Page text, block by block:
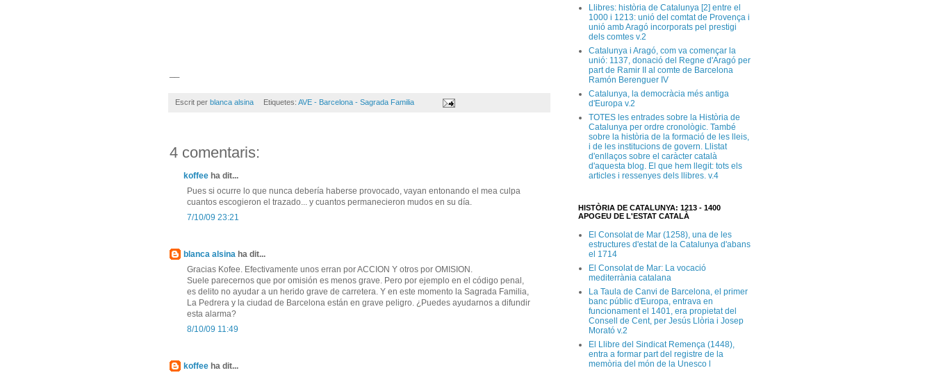
Escrit per blanca alsina Etiquetes: AVE - Barcelona - Sagrada Familia
4 comentaris:
koffee ha dit...
Pues si ocurre lo que nunca debería haberse provocado, vayan entonando el mea culpa
cuantos escogieron el trazado... y cuantos permanecieron mudos en su día.
7/10/09 23:21
blanca alsina ha dit...
Gracias Kofee. Efectivamente unos erran por ACCION Y otros por OMISION.
Suele parecernos que por omisión es menos grave. Pero por ejemplo en el código penal,
es delito no ayudar a un herido grave de carretera. Y en este momento la Sagrada Familia,
La Pedrera y la ciudad de Barcelona están en grave peligro. ¿Puedes ayudarnos a difundir
esta alarma?
8/10/09 11:49
koffee ha dit...
Llibres: història de Catalunya [2] entre el
1000 i 1213: unió del comtat de Provença i
unió amb Aragó incorporats pel prestigi
dels comtes v.2
Catalunya i Aragó, com va començar la
unió: 1137, donació del Regne d'Aragó per
part de Ramir II al comte de Barcelona
Ramón Berenguer IV
Catalunya, la democràcia més antiga
d'Europa v.2
TOTES les entrades sobre la Història de
Catalunya per ordre cronològic. També
sobre la història de la formació de les lleis,
i de les institucions de govern. Llistat
d'enllaços sobre el caràcter català
d'aquesta blog. El que hem llegit: tots els
articles i ressenyes dels llibres. v.4
HISTÒRIA DE CATALUNYA: 1213 - 1400
APOGEU DE L'ESTAT CATALÀ
El Consolat de Mar (1258), una de les
estructures d'estat de la Catalunya d'abans
el 1714
El Consolat de Mar: La vocació
mediterrània catalana
La Taula de Canvi de Barcelona, el primer
banc públic d'Europa, entrava en
funcionament el 1401, era propietat del
Consell de Cent, per Jesús Llòria i Josep
Morató v.2
El Llibre del Sindicat Remença (1448),
entra a formar part del registre de la
memòria del món de la Unesco l